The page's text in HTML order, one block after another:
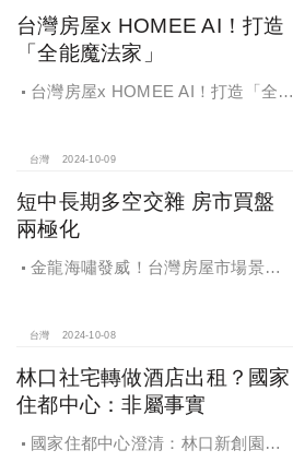
台灣房屋x HOMEE AI！打造
「全能魔法家」
台灣房屋x HOMEE AI！打造「全能
台灣 2024-10-09
短中長期多空交雜 房市買盤
兩極化
金龍海嘯發威！台灣房屋市場景氣
望全壘打
台灣 2024-10-08
林口社宅轉做酒店出租？國家
住都中心：非屬事實
國家住都中心澄清：林口新創園秉